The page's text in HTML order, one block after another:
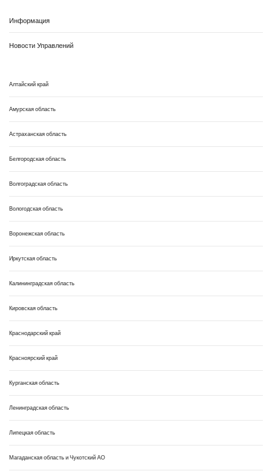
Информация
Новости Управлений
Алтайский край
Амурская область
Астраханская область
Белгородская область
Волгоградская область
Вологодская область
Воронежская область
Иркутская область
Калининградская область
Кировская область
Краснодарский край
Красноярский край
Курганская область
Ленинградская область
Липецкая область
Магаданская область и Чукотский АО